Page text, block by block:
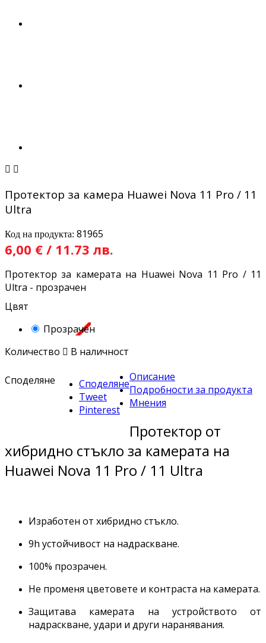
 
Протектор за камера Huawei Nova 11 Pro / 11
Ultra
Код на продукта: 81965
6,00 € / 11.73 лв.
Протектор за камерата на Huawei Nova 11 Pro / 11
Ultra - прозрачен
Цвят
Прозрачен
Количество  В наличност
Споделяне
Споделяне
Tweet
Pinterest
Описание
Подробности за продукта
Мнения
Протектор от
хибридно стъкло за камерата на
Huawei Nova 11 Pro / 11 Ultra
Изработен от хибридно стъкло.
9h устойчивост на надраскване.
100% прозрачен.
Не променя цветовете и контраста на камерата.
Защитава камерата на устройството от
надраскване, удари и други наранявания.